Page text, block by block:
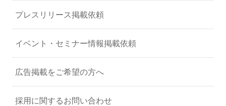
プレスリリース掲載依頼
イベント・セミナー情報掲載依頼
広告掲載をご希望の方へ
採用に関するお問い合わせ